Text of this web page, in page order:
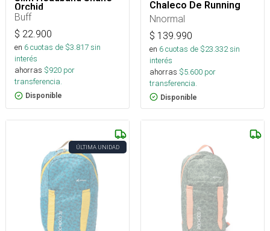
Orchid
Buff
$ 22.900
en 6cuotas de $3.817sin
interés
ahorras $920 por
transferencia.
Disponible
Chaleco De Running
Nnormal
$ 139.990
en 6cuotas de $23.332sin
interés
ahorras $5.600 por
transferencia.
Disponible
ÚLTIMA UNIDAD